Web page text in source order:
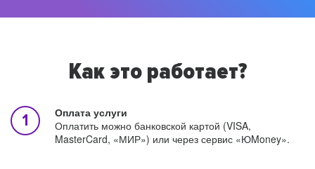
Как это работает?
Оплата услуги
Оплатить можно банковской картой (VISA,
MasterCard, «МИР») или через сервис «ЮMoney».